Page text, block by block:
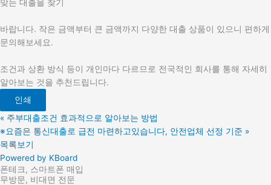
맞는 대출을 찾기
바랍니다. 작은 금액부터 큰 금액까지 다양한 대출 상품이 있으니 편하게
문의해보세요.
조건과 상환 방식 등이 개인마다 다르므로 전국적인 회사를 통해 자세히
알아보는 것을 추천드립니다.
인쇄
« 주부대출조건 효과적으로 알아보는 방법
※요즘은 통신대출로 급전 마련하고있습니다, 안전업체 선정 기준 »
목록보기
Powered by KBoard
폰테크, 스마트폰 매입
무방문, 비대면 전문